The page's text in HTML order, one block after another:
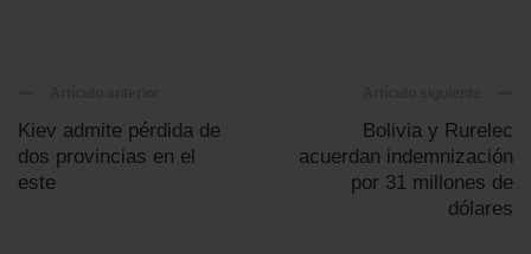
Kiev admite pérdida de
dos provincias en el
este
Bolivia y Rurelec
acuerdan indemnización
por 31 millones de
dólares